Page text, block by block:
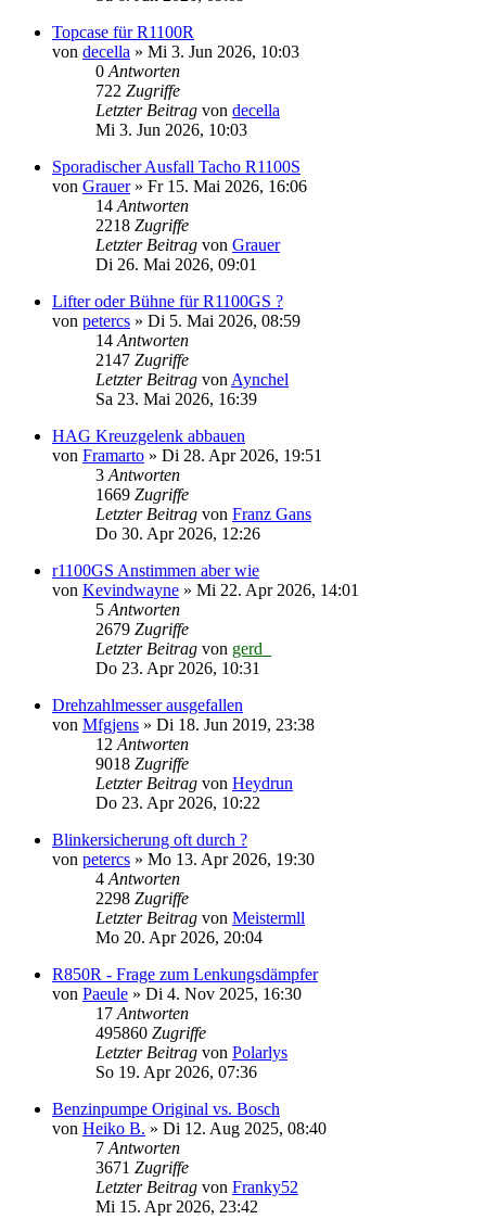
Topcase für R1100R
von decella » Mi 3. Jun 2026, 10:03
0 Antworten
722 Zugriffe
Letzter Beitrag von decella
Mi 3. Jun 2026, 10:03
Sporadischer Ausfall Tacho R1100S
von Grauer» Fr 15. Mai 2026, 16:06
14 Antworten
2218 Zugriffe
Letzter Beitrag von Grauer
Di 26. Mai 2026, 09:01
Lifter oder Bühne für R1100GS ?
von petercs » Di 5. Mai 2026, 08:59
14 Antworten
2147 Zugriffe
Letzter Beitrag von Aynchel
Sa 23. Mai 2026, 16:39
HAG Kreuzgelenk abbauen
von Framarto » Di 28. Apr 2026, 19:51
3 Antworten
1669 Zugriffe
Letzter Beitrag von Franz Gans
Do 30. Apr 2026, 12:26
r1100GS Anstimmen aber wie
von Kevindwayne » Mi 22. Apr 2026, 14:01
5 Antworten
2679 Zugriffe
Letzter Beitrag von gerd_
Do 23. Apr 2026, 10:31
Drehzahlmesser ausgefallen
von Mfgjens » Di 18. Jun 2019, 23:38
12 Antworten
9018 Zugriffe
Letzter Beitrag von Heydrun
Do 23. Apr 2026, 10:22
Blinkersicherung oft durch ?
von petercs » Mo 13. Apr 2026, 19:30
4 Antworten
2298 Zugriffe
Letzter Beitrag von Meistermll
Mo 20. Apr 2026, 20:04
R850R - Frage zum Lenkungsdämpfer
von Paeule » Di 4. Nov 2025, 16:30
17 Antworten
495860 Zugriffe
Letzter Beitrag von Polarlys
So 19. Apr 2026, 07:36
Benzinpumpe Original vs. Bosch
von Heiko B. » Di 12. Aug 2025, 08:40
7 Antworten
3671 Zugriffe
Letzter Beitrag von Franky52
Mi 15. Apr 2026, 23:42